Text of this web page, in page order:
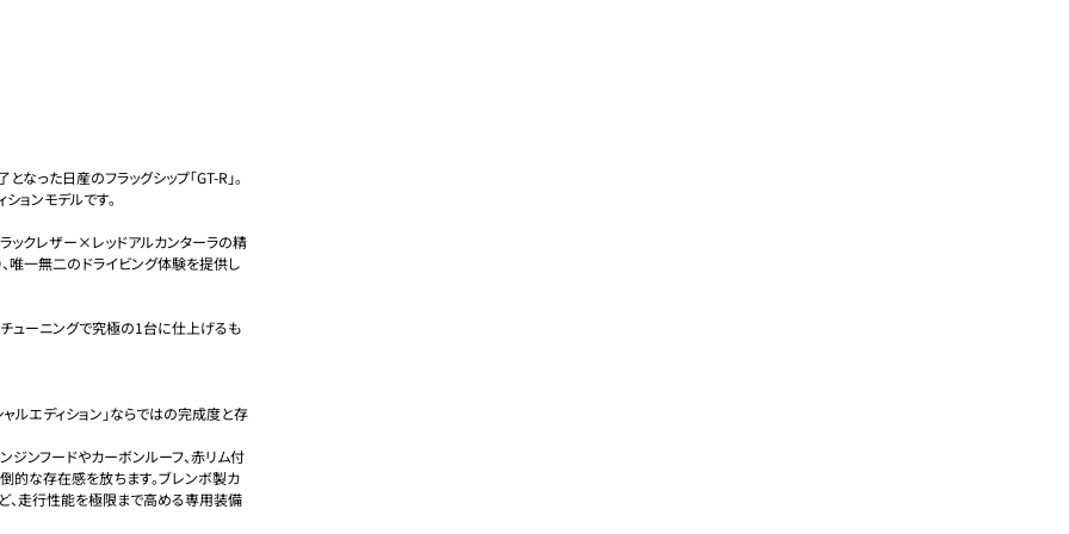
った日産のフラッグシップ「GT-R」。
ョンモデルです。
ックレザー×レッドアルカンターラの精
唯一無二のドライビング体験を提供し
ューニングで究極の1台に仕上げるも
ルエディション」ならではの完成度と存
ジンフードやカーボンルーフ、赤リム付
的な存在感を放ちます。ブレンボ製カ
、走行性能を極限まで高める専用装備